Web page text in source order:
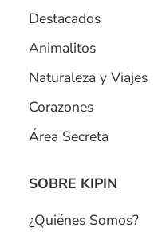
Destacados
Animalitos
Naturaleza y Viajes
Corazones
Área Secreta
SOBRE KIPIN
¿Quiénes Somos?